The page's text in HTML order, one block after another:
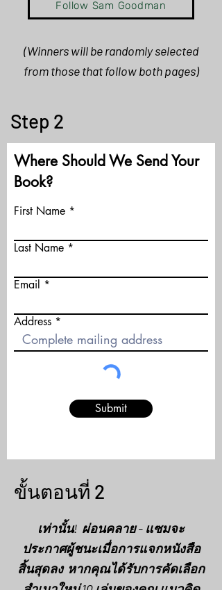
Follow Sam Goodman
(Winnerswill be randomly selected
from those that follow both pages)
Step 2
Where Should We Send Your
Book?
First Name
Last Name
Email
Address
Submit
ขั้นตอนที่ 2
เท่านั้น! ผ่อนคลาย - แซมจะ
ประกาศผู้ชนะเมื่อการแจกหนังสือ
สิ้นสุดลง หากคุณได้รับการคัดเลือก